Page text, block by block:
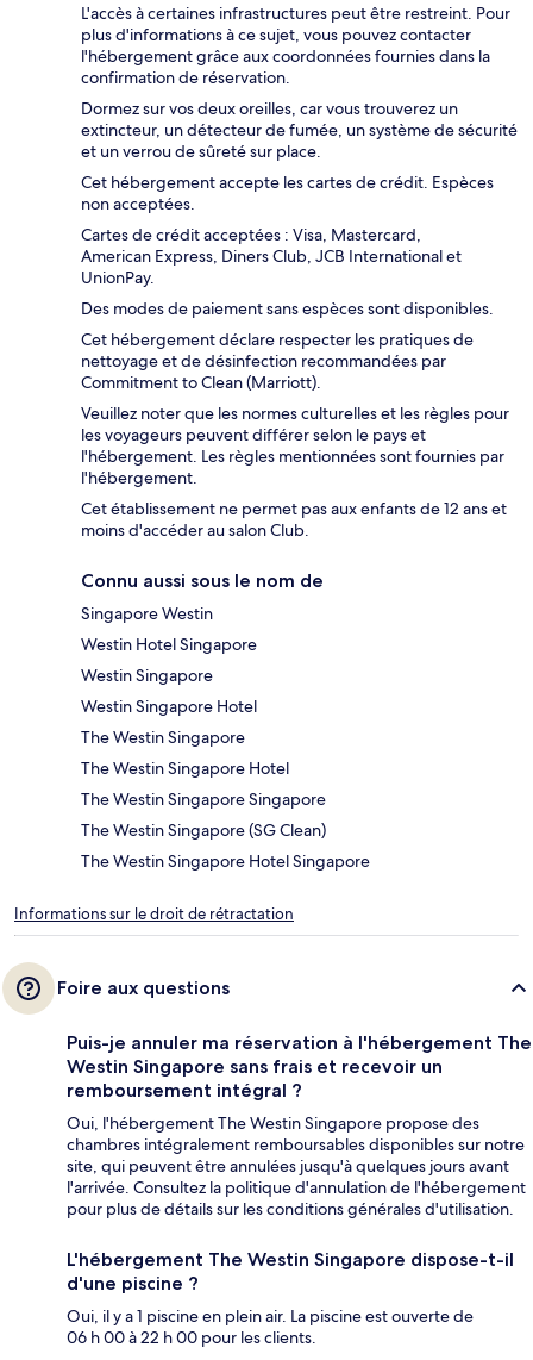
L'accès à certaines infrastructures peut être restreint. Pour
plus d'informations à ce sujet, vous pouvez contacter
l'hébergement grâce aux coordonnées fournies dans la
confirmation de réservation.
Dormez sur vos deux oreilles, car vous trouverez un
extincteur, un détecteur de fumée, un système de sécurité
et un verrou de sûreté sur place.
Cet hébergement accepte les cartes de crédit. Espèces
non acceptées.
Cartes de crédit acceptées : Visa, Mastercard,
American Express, Diners Club, JCB International et
UnionPay.
Des modes de paiement sans espèces sont disponibles.
Cet hébergement déclare respecter les pratiques de
nettoyage et de désinfection recommandées par
Commitment to Clean (Marriott).
Veuillez noter que les normes culturelles et les règles pour
les voyageurs peuvent différer selon le pays et
l'hébergement. Les règles mentionnées sont fournies par
l'hébergement.
Cet établissement ne permet pas aux enfants de 12 ans et
moins d'accéder au salon Club.
Connu aussi sous le nom de
Singapore Westin
Westin Hotel Singapore
Westin Singapore
Westin Singapore Hotel
The Westin Singapore
The Westin Singapore Hotel
The Westin Singapore Singapore
The Westin Singapore (SG Clean)
The Westin Singapore Hotel Singapore
Informations sur le droit de rétractation
Foire aux questions
Puis-je annuler ma réservation à l'hébergement The
Westin Singapore sans frais et recevoir un
remboursement intégral ?
Oui, l'hébergement The Westin Singapore propose des
chambres intégralement remboursables disponibles sur notre
site, qui peuvent être annulées jusqu'à quelques jours avant
l'arrivée. Consultez la politique d'annulation de l'hébergement
pour plus de détails sur les conditions générales d'utilisation.
L'hébergement The Westin Singapore dispose-t-il
d'une piscine ?
Oui, il y a 1 piscine en plein air. La piscine est ouverte de
06 h 00 à 22 h 00 pour les clients.